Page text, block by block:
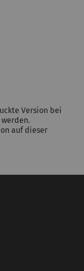
Version bei
auf dieser